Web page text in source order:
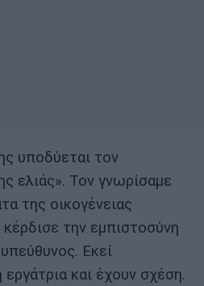
υποδύεται τον
ελιάς». Τον γνωρίσαμε
της οικογένειας
την εμπιστοσύνη
Εκεί
και έχουν σχέση.